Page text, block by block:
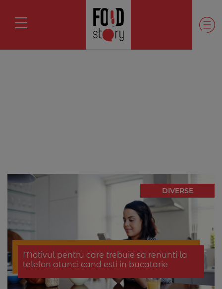
DIVERSE
Motivul pentru care trebuie sa renunti la
telefon atunci cand esti in bucatarie